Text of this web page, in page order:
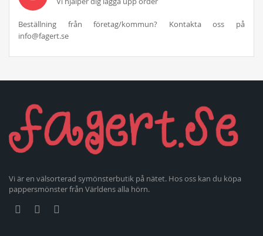
Beställning från företag/kommun? Kontakta oss på
info@fagert.se
Vi är en välsorterad symönsterbutik på nätet. Hos oss kan du köpa
pappersmönster från Världens alla hörn.